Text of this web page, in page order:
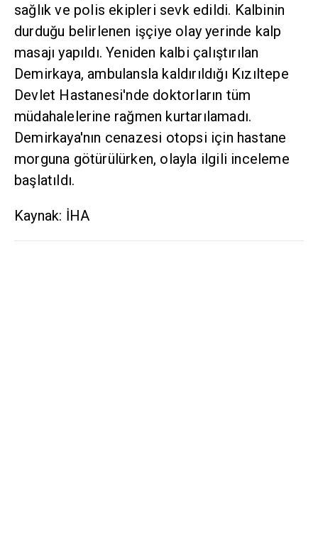
sağlık ve polis ekipleri sevk edildi. Kalbinin
durduğu belirlenen işçiye olay yerinde kalp
masajı yapıldı. Yeniden kalbi çalıştırılan
Demirkaya, ambulansla kaldırıldığı Kızıltepe
Devlet Hastanesi'nde doktorların tüm
müdahalelerine rağmen kurtarılamadı.
Demirkaya'nın cenazesi otopsi için hastane
morguna götürülürken, olayla ilgili inceleme
başlatıldı.
Kaynak: İHA